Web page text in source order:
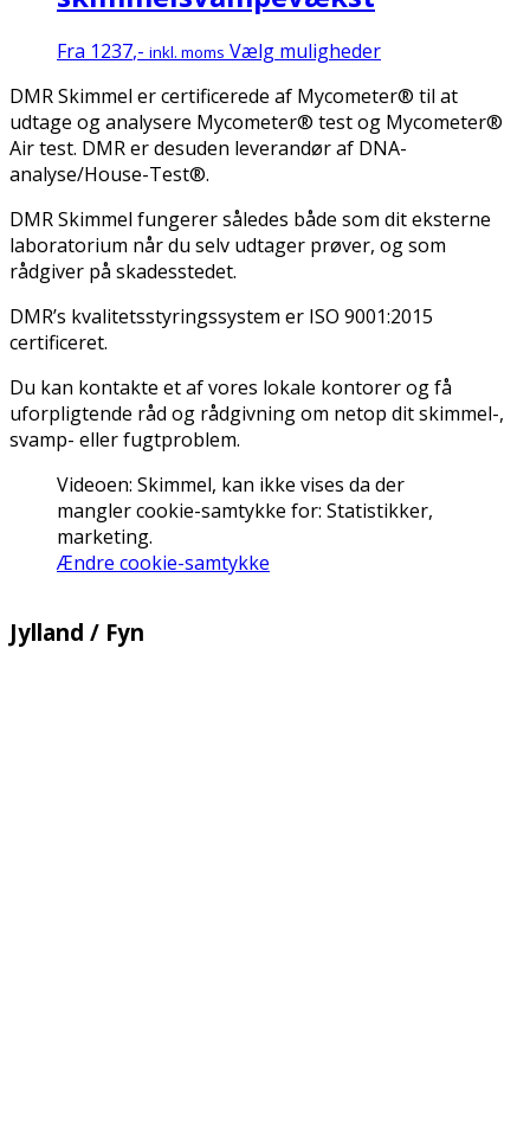
Fra 1237,- inkl. moms Vælg mulighederDette
har
flere
varianter.
kan
vælges
på
DMR Skimmel er certificerede af Mycometer® til at
udtage og analysere Mycometer® test og Mycometer®
Air test. DMR er desuden leverandør af DNA-
analyse/House-Test®.
DMR Skimmel fungerer således både som dit eksterne
laboratorium når du selv udtager prøver, og som
rådgiver på skadesstedet.
DMR’s kvalitetsstyringssystem er ISO 9001:2015
certificeret.
Du kan kontakte et af vores lokale kontorer og få
uforpligtende råd og rådgivning om netop dit skimmel-,
svamp- eller fugtproblem.
Videoen: Skimmel, kan ikke vises da der
mangler cookie-samtykke for: Statistikker,
marketing.
Ændre cookie-samtykke
Jylland / Fyn